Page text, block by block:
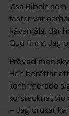
läsa Bibeln
faster var
Rävemåla, där
Gud finns. Jag
Prövad men
Han berättar
konfirmerade
korstecknet vid
– Jag brukar